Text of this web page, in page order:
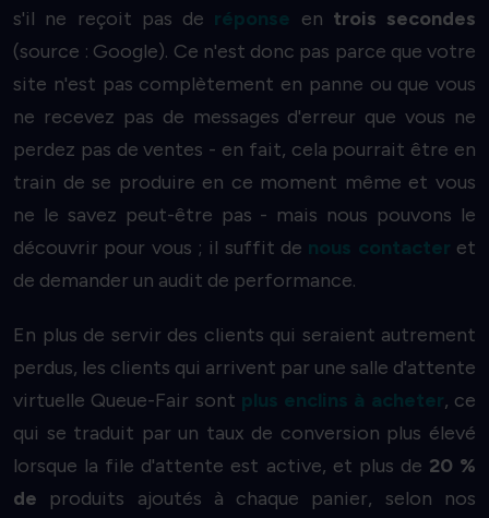
s'il ne reçoit pas de réponse en trois secondes
(source : Google). Ce n'est donc pas parce que votre
site n'est pas complètement en panne ou que vous
ne recevez pas de messages d'erreur que vous ne
perdez pas de ventes - en fait, cela pourrait être en
train de se produire en ce moment même et vous
ne le savez peut-être pas - mais nous pouvons le
découvrir pour vous ; il suffit de nous contacter et
de demander un audit de performance.
En plus de servir des clients qui seraient autrement
perdus, les clients qui arrivent par une salle d'attente
virtuelle Queue-Fair sont plus enclins à acheter, ce
qui se traduit par un taux de conversion plus élevé
lorsque la file d'attente est active, et plus de 20 %
de produits ajoutés à chaque panier, selon nos